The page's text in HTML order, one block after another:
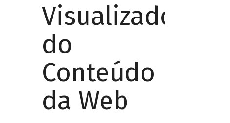
Visualizador
do
Conteúdo
da Web